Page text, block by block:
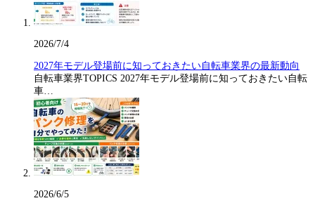
2026/7/4
2027年モデル登場前に知っておきたい自転車業界の最新動向
自転車業界TOPICS 2027年モデル登場前に知っておきたい自転
車…
2026/6/5